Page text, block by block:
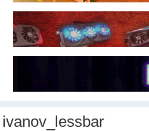
ivanov_lessbar